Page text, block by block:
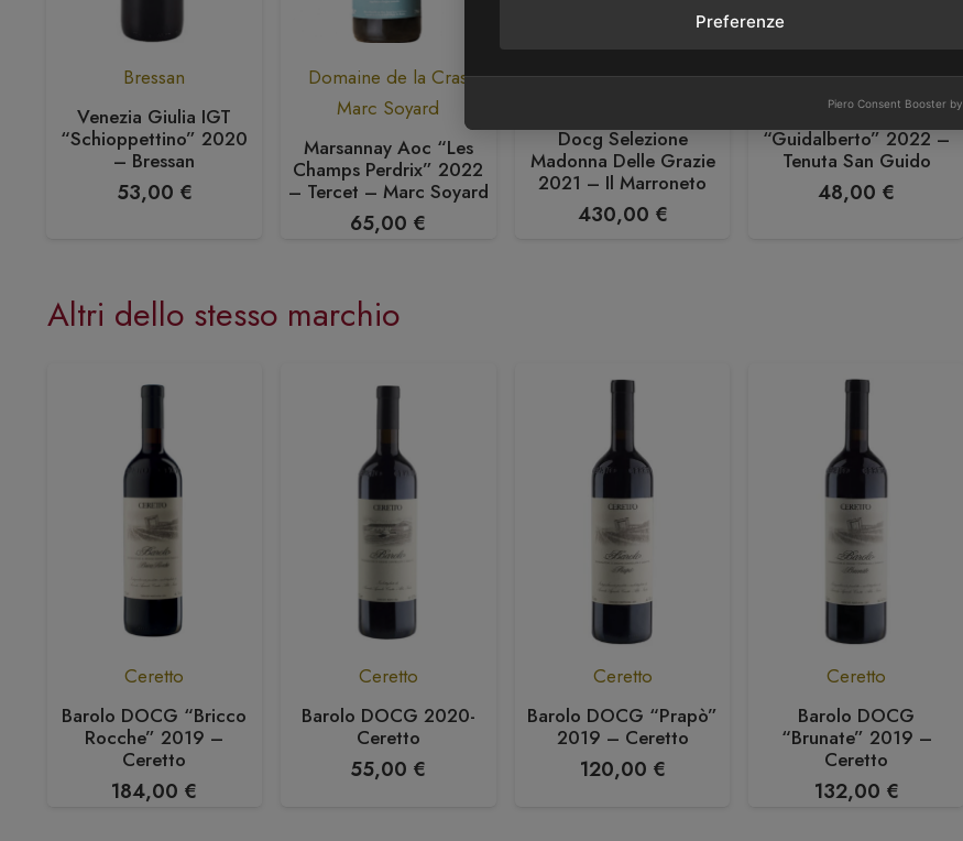
Bressan
Venezia Giulia IGT
“Schioppettino” 2020
– Bressan
53,00 €
Domaine de la Cras
Marc Soyard
Marsannay Aoc “Les
Champs Perdrix” 2022
– Tercet – Marc Soyard
65,00 €
Il Marroneto
Docg Selezione
Madonna Delle Grazie
2021 – Il Marroneto
430,00 €
Tenuta San Guido
Toscana IGT
“Guidalberto” 2022 –
Tenuta San Guido
48,00 €
Altri dello stesso marchio
Ceretto
Barolo DOCG “Bricco
Rocche” 2019 –
Ceretto
184,00 €
Ceretto
Barolo DOCG 2020-
Ceretto
55,00 €
Ceretto
Barolo DOCG “Prapò”
2019 – Ceretto
120,00 €
Ceretto
Barolo DOCG
“Brunate” 2019 –
Ceretto
132,00 €
Preferenze
Piero Consent Booster by